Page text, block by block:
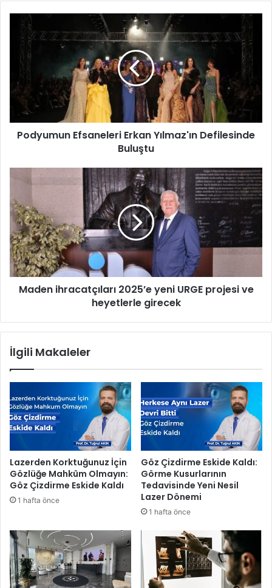
E
l
e
i
E
r
k
ı
m
ı
n
D
f
i
l
e
s
n
d
e
B
u
Podyumun Efsaneleri Erkan Yılmaz'ın Defilesinde
Buluştu
d
e
n
i
h
r
a
2
0
2
e
y
n
U
R
G
E
p
Maden ihracatçıları 2025’e yeni URGE projesi ve
heyetlerle girecek
İlgili Makaleler
Lazerden Korktuğunuz İçin
Gözlüğe Mahkûm Olmayın:
Göz Çizdirme Eskide Kaldı
1 hafta önce
Göz Çizdirme Eskide Kaldı:
Görme Kusurlarının
Tedavisinde Yeni Nesil
Lazer Dönemi
1 hafta önce